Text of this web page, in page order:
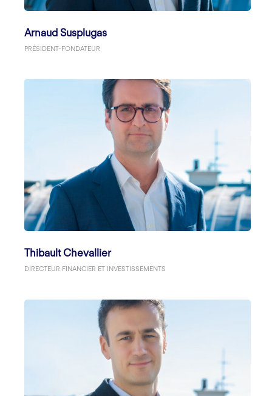
Arnaud Susplugas
PRÉSIDENT-FONDATEUR
Thibault Chevallier
DIRECTEUR FINANCIER ET INVESTISSEMENTS